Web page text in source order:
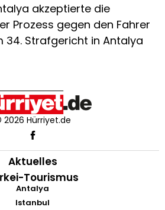
akzeptierte die
Prozess gegen den Fahrer
34. Strafgericht in Antalya
2026 Hürriyet.de
Aktuelles
Tourismus
Antalya
Istanbul